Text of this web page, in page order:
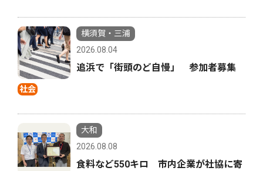
社会
横須賀・三浦
2026.08.04
追浜で「街頭のど自慢」 参加者募集
大和
2026.08.08
食料など550キロ 市内企業が社協に寄